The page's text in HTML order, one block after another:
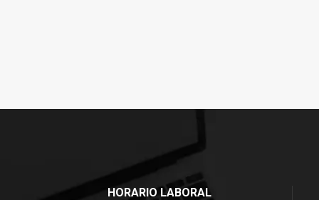
HORARIO LABORAL